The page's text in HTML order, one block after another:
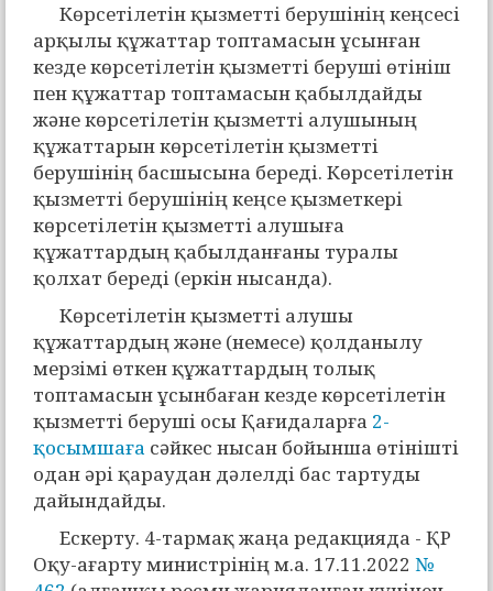
Көрсетілетін қызметті берушінің кеңсесі
арқылы құжаттар топтамасын ұсынған
кезде көрсетілетін қызметті беруші өтініш
пен құжаттар топтамасын қабылдайды
және көрсетілетін қызметті алушының
құжаттарын көрсетілетін қызметті
берушінің басшысына береді. Көрсетілетін
қызметті берушінің кеңсе қызметкері
көрсетілетін қызметті алушыға
құжаттардың қабылданғаны туралы
қолхат береді (еркін нысанда).
Көрсетілетін қызметті алушы
құжаттардың және (немесе) қолданылу
мерзімі өткен құжаттардың толық
топтамасын ұсынбаған кезде көрсетілетін
қызметті беруші осы Қағидаларға 2-
қосымшаға сәйкес нысан бойынша өтінішті
одан әрі қараудан дәлелді бас тартуды
дайындайды.
Ескерту. 4-тармақ жаңа редакцияда - ҚР
Оқу-ағарту министрінің м.а. 17.11.2022 №